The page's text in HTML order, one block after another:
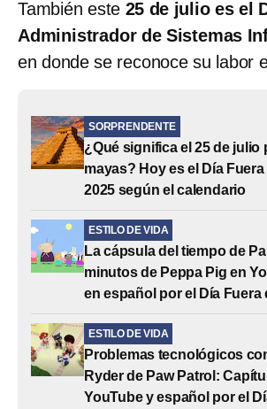
También este 25 de julio es el
Administrador de Sistemas
en donde se reconoce su labor
SORPRENDENTE
¿Qué significa el 25 de julio
mayas? Hoy es el Día
2025 según el calendario
ESTILO DE VIDA
La cápsula del tiempo de
minutos de Peppa Pig en
en español por el Día Fuera
ESTILO DE VIDA
Problemas tecnológicos
Ryder de Paw Patrol:
YouTube y español por el